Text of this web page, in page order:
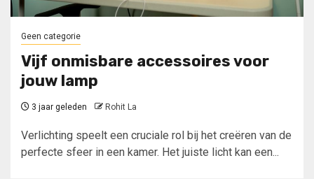
Geen categorie
Vijf onmisbare accessoires voor
jouw lamp
3 jaar geleden Rohit La
Verlichting speelt een cruciale rol bij het creëren van de
perfecte sfeer in een kamer. Het juiste licht kan een...